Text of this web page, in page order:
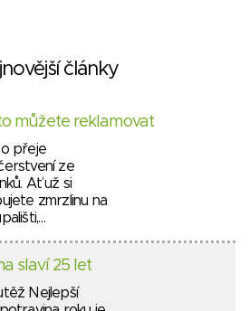
články
můžete reklamovat
přeje
ze
Ať už si
zmrzlinu na
slaví 25 let
Nejlepší